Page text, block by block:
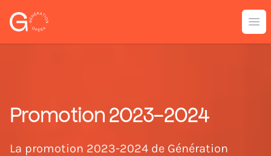
Génération Opéra
Promotion 2023-2024
La promotion 2023-2024 de Génération